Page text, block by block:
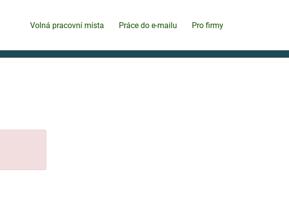
Volná pracovní místa Práce do e-mailu Pro firmy